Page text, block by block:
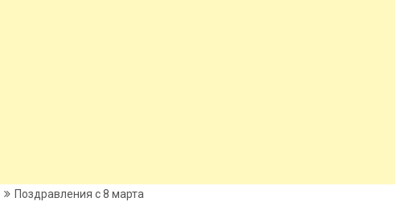
Поздравления с 8 марта